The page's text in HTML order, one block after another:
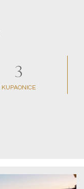
3
KUPAONICE